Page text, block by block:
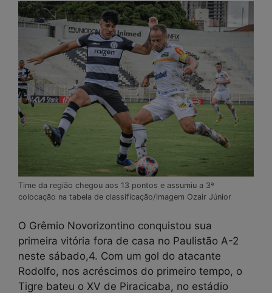
Time da região chegou aos 13 pontos e assumiu a 3ª
colocação na tabela de classificação/imagem Ozair Júnior
O Grêmio Novorizontino conquistou sua
primeira vitória fora de casa no Paulistão A-2
neste sábado,4. Com um gol do atacante
Rodolfo, nos acréscimos do primeiro tempo, o
Tigre bateu o XV de Piracicaba, no estádio